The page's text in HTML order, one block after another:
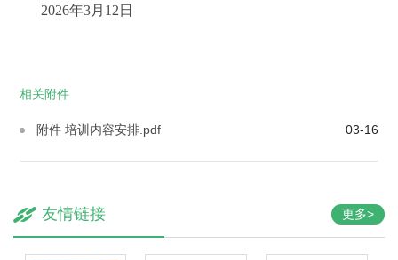
2026年3月12日
相关附件
03-16
附件 培训内容安排.pdf
更多>
友情链接